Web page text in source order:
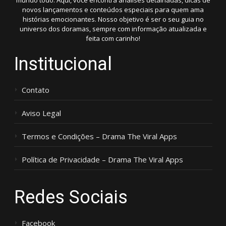
novos lançamentos e conteúdos especiais para quem ama
histórias emocionantes. Nosso objetivo é ser o seu guia no
universo dos doramas, sempre com informação atualizada e
feita com carinho!
Institucional
Contato
Aviso Legal
Termos e Condições – Drama The Viral Apps
Política de Privacidade – Drama The Viral Apps
Redes Sociais
Facebook